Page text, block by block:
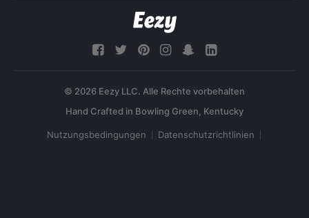
© 2026 Eezy LLC. Alle Rechte vorbehalten
Nutzungsbedingungen Datenschutzrichtlinien